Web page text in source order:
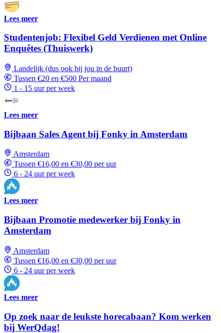
Lees meer
Studentenjob: Flexibel Geld Verdienen met Online
Enquêtes (Thuiswerk)
Landelijk (dus ook bij jou in de buurt)
Tussen €20 en €500 Per maand
1 - 15 uur per week
Lees meer
Bijbaan Sales Agent bij Fonky in Amsterdam
Amsterdam
Tussen €16,00 en €30,00 per uur
6 - 24 uur per week
Lees meer
Bijbaan Promotie medewerker bij Fonky in
Amsterdam
Amsterdam
Tussen €16,00 en €30,00 per uur
6 - 24 uur per week
Lees meer
Op zoek naar de leukste horecabaan? Kom werken
bij WerQdag!